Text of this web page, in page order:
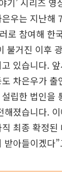
우는 지난해
로 참여해 한
불거진 이후
있습니다.
차은우가
립한 법인을
해졌습니다.
최종 확정
아들이겠다